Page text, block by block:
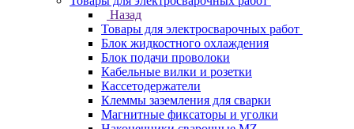
Назад
Товары для электросварочных работ
Блок жидкостного охлаждения
Блок подачи проволоки
Кабельные вилки и розетки
Кассетодержатели
Клеммы заземления для сварки
Магнитные фиксаторы и уголки